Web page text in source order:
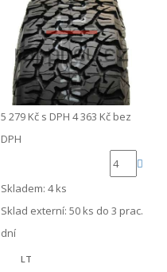
5 279 Kč s DPH 4 363 Kč bez
DPH
Skladem: 4 ks
Sklad externí: 50 ks do 3 prac.
dní
LT